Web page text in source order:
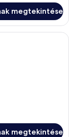
megtekintése
memóriahabos
megtekintése